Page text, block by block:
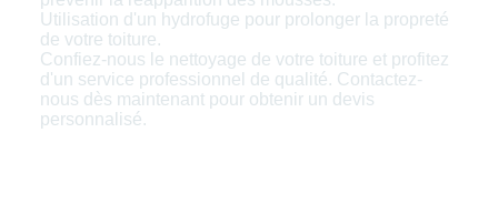
Utilisation d'un hydrofuge pour prolonger la propreté
de votre toiture.
Confiez-nous le nettoyage de votre toiture et profitez
d'un service professionnel de qualité. Contactez-
nous dès maintenant pour obtenir un devis
personnalisé.